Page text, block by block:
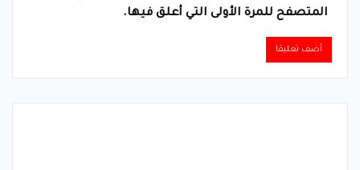
المتصفح للمرة الأولى التي أعلق فيها.